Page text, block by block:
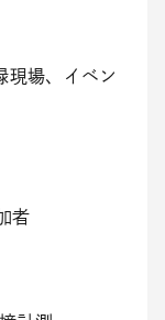
現場、イベン
者